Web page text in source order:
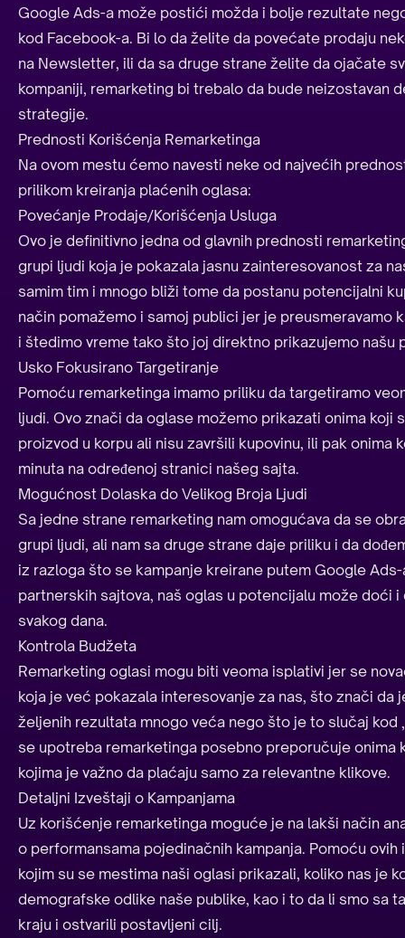
Google Ads-a može postići možda i bolje rezultate
kod Facebook-a. Bi lo da želite da povećate prodaju
na Newsletter, ili da sa druge strane želite da ojačate
kompaniji, remarketing bi trebalo da bude neizostavan
strategije.
Prednosti Korišćenja Remarketinga
Na ovom mestu ćemo navesti neke od najvećih
prilikom kreiranja plaćenih oglasa:
Povećanje Prodaje/Korišćenja Usluga
Ovo je definitivno jedna od glavnih prednosti
grupi ljudi koja je pokazala jasnu zainteresovanost za
samim tim i mnogo bliži tome da postanu potencijalni
način pomažemo i samoj publici jer je preusmeravamo
i štedimo vreme tako što joj direktno prikazujemo našu
Usko Fokusirano Targetiranje
Pomoću remarketinga imamo priliku da targetiramo
ljudi. Ovo znači da oglase možemo prikazati onima koji
proizvod u korpu ali nisu završili kupovinu, ili pak onima
minuta na određenoj stranici našeg sajta.
Mogućnost Dolaska do Velikog Broja Ljudi
Sa jedne strane remarketing nam omogućava da se
grupi ljudi, ali nam sa druge strane daje priliku i da
iz razloga što se kampanje kreirane putem Google
partnerskih sajtova, naš oglas u potencijalu može doći i
svakog dana.
Kontrola Budžeta
Remarketing oglasi mogu biti veoma isplativi jer se
koja je već pokazala interesovanje za nas, što znači da
željenih rezultata mnogo veća nego što je to slučaj kod
se upotreba remarketinga posebno preporučuje onima
kojima je važno da plaćaju samo za relevantne klikove.
Detaljni Izveštaji o Kampanjama
Uz korišćenje remarketinga moguće je na lakši način
o performansama pojedinačnih kampanja. Pomoću
kojim su se mestima naši oglasi prikazali, koliko nas je
demografske odlike naše publike, kao i to da li smo sa
kraju i ostvarili postavljeni cilj.